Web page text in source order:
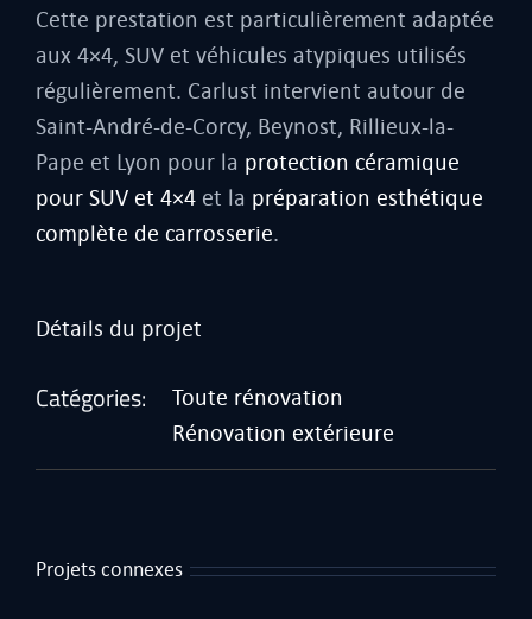
Cette prestation est particulièrement adaptée
aux 4×4, SUV et véhicules atypiques utilisés
régulièrement. Carlust intervient autour de
Saint-André-de-Corcy, Beynost, Rillieux-la-
Pape et Lyon pour la protection céramique
pour SUV et 4×4 et la préparation esthétique
complète de carrosserie.
Détails du projet
Catégories:
Toute rénovation
Rénovation extérieure
Projets connexes